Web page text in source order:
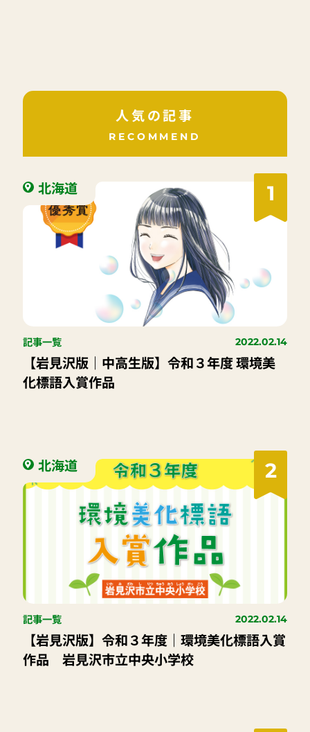
人気の記事
RECOMMEND
1
北海道
記事一覧 2022.02.14
【岩見沢版｜中高生版】令和３年度 環境美
化標語入賞作品
2
北海道
記事一覧 2022.02.14
【岩見沢版】令和３年度｜環境美化標語入賞
作品 岩見沢市立中央小学校